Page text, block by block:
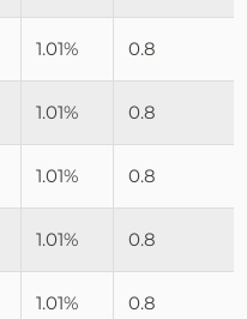
1.01% 0.8
1.01% 0.8
1.01% 0.8
1.01% 0.8
1.01% 0.8